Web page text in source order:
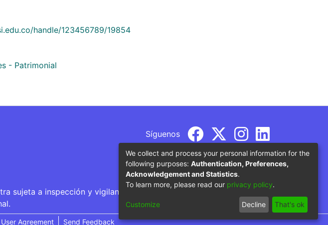
handle/123456789/19854
- Patrimonial
Síguenos
sujeta a inspección y vigilancia por parte del Ministerio de Educación
User Agreement Send Feedback
We collect and process your personal information for the
following purposes: Authentication, Preferences,
Acknowledgement and Statistics.
To learn more, please read our privacy policy.
Customize Decline That's ok